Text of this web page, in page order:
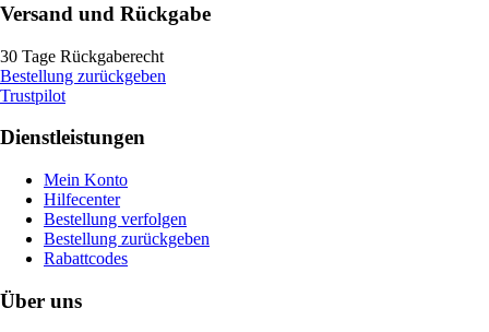
Versand und Rückgabe
30 Tage Rückgaberecht
Bestellung zurückgeben
Trustpilot
Dienstleistungen
Mein Konto
Hilfecenter
Bestellung verfolgen
Bestellung zurückgeben
Rabattcodes
Über uns